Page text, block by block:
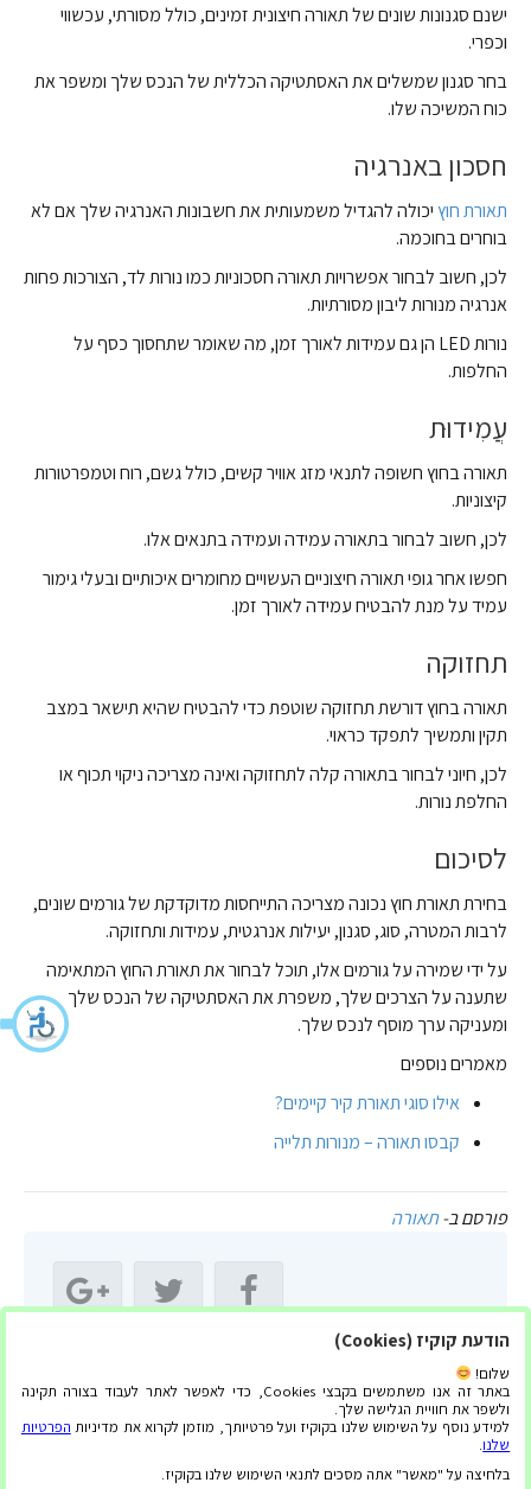
ישנם סגנונות שונים של תאורה חיצונית זמינים, כולל מסורתי, עכשווי
וכפרי.
בחר סגנון שמשלים את האסתטיקה הכללית של הנכס שלך ומשפר את
כוח המשיכה שלו.
חסכון באנרגיה
תאורת חוץ יכולה להגדיל משמעותית את חשבונות האנרגיה שלך אם לא
בוחרים בחוכמה.
לכן, חשוב לבחור אפשרויות תאורה חסכוניות כמו נורות לד, הצורכות פחות
אנרגיה מנורות ליבון מסורתיות.
נורות LED הן גם עמידות לאורך זמן, מה שאומר שתחסוך כסף על
החלפות.
עֲמִידוּת
תאורה בחוץ חשופה לתנאי מזג אוויר קשים, כולל גשם, רוח וטמפרטורות
קיצוניות.
לכן, חשוב לבחור בתאורה עמידה ועמידה בתנאים אלו.
חפשו אחר גופי תאורה חיצוניים העשויים מחומרים איכותיים ובעלי גימור
עמיד על מנת להבטיח עמידה לאורך זמן.
תחזוקה
תאורה בחוץ דורשת תחזוקה שוטפת כדי להבטיח שהיא תישאר במצב
תקין ותמשיך לתפקד כראוי.
לכן, חיוני לבחור בתאורה קלה לתחזוקה ואינה מצריכה ניקוי תכוף או
החלפת נורות.
לסיכום
בחירת תאורת חוץ נכונה מצריכה התייחסות מדוקדקת של גורמים שונים,
לרבות המטרה, סוג, סגנון, יעילות אנרגטית, עמידות ותחזוקה.
על ידי שמירה על גורמים אלו, תוכל לבחור את תאורת החוץ המתאימה
שתענה על הצרכים שלך, משפרת את האסתטיקה של הנכס שלך
ומעניקה ערך מוסף לנכס שלך.
מאמרים נוספים
אילו סוגי תאורת קיר קיימים?
קבסו תאורה – מנורות תלייה
פורסם ב-תאורה
שתף מאמר זה:
הודעת קוקיז (Cookies)
שלום!
באתר זה אנו משתמשים בקבצי Cookies, כדי לאפשר לאתר לעבוד בצורה תקינה
ולשפר את חוויית הגלישה שלך.
למידע נוסף על השימוש שלנו בקוקיז ועל פרטיותך, מוזמן לקרוא את מדיניות הפרטיות
שלנו.
בלחיצה על "מאשר" אתה מסכים לתנאי השימוש שלנו בקוקיז.